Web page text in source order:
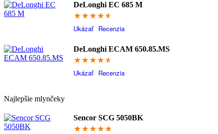
DeLonghi EC 685 M
92.4
Ukázať Recenzia
DeLonghi ECAM 650.85.MS
92.4
Ukázať Recenzia
Najlepšie mlynčeky
Sencor SCG 5050BK
95